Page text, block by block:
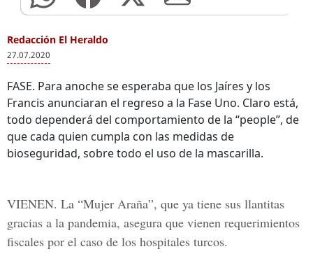
Redacción El Heraldo
27.07.2020
FASE. Para anoche se esperaba que los Jaíres y los
Francis anunciaran el regreso a la Fase Uno. Claro está,
todo dependerá del comportamiento de la “people”, de
que cada quien cumpla con las medidas de
bioseguridad, sobre todo el uso de la mascarilla.
VIENEN. La “Mujer Araña”, que ya tiene sus llantitas
gracias a la pandemia, asegura que vienen requerimientos
fiscales por el caso de los hospitales turcos.